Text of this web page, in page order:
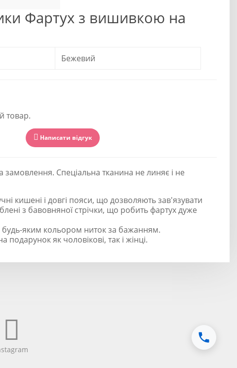
Фартух з вишивкою на
Бежевий
товар.
Написати відгук
Спеціальна тканина не линяє і не
кишені і довгі пояси, що дозволяють зав'язувати
з бавовняної стрічки, що робить фартух дуже
яким кольором ниток за бажанням.
подарунок як чоловікові, так і жінці.